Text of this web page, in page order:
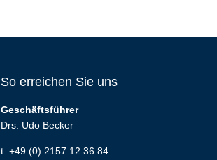
So erreichen Sie uns
Geschäftsführer
Drs. Udo Becker
t. +49 (0) 2157 12 36 84